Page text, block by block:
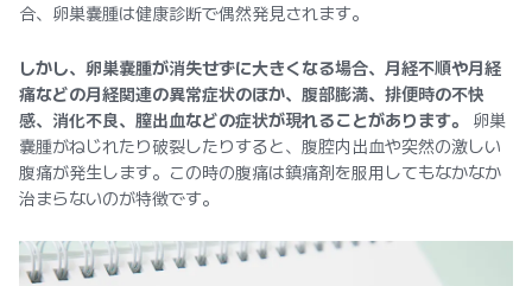
合、卵巣嚢腫は健康診断で偶然発見されます。
しかし、卵巣嚢腫が消失せずに大きくなる場合、月経不順や月経
痛などの月経関連の異常症状のほか、腹部膨満、排便時の不快
感、消化不良、膣出血などの症状が現れることがあります。
卵巣
嚢腫がねじれたり破裂したりすると、腹腔内出血や突然の激しい
腹痛が発生します。この時の腹痛は鎮痛剤を服用してもなかなか
治まらないのが特徴です。